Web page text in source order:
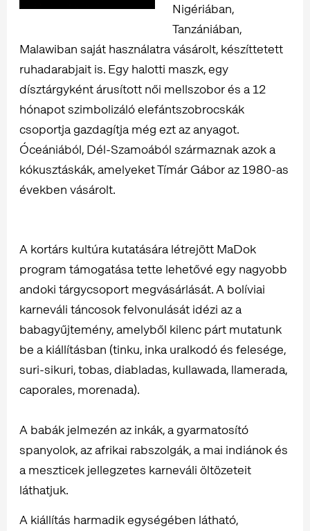
Nigériában,
Tanzániában,
Malawiban saját használatra vásárolt, készíttetett
ruhadarabjait is. Egy halotti maszk, egy
dísztárgyként árusított női mellszobor és a 12
hónapot szimbolizáló elefántszobrocskák
csoportja gazdagítja még ezt az anyagot.
Óceániából, Dél-Szamoából származnak azok a
kókusztáskák, amelyeket Tímár Gábor az 1980-as
években vásárolt.
A kortárs kultúra kutatására létrejött MaDok
program támogatása tette lehetővé egy nagyobb
andoki tárgycsoport megvásárlását. A bolíviai
karneváli táncosok felvonulását idézi az a
babagyűjtemény, amelyből kilenc párt mutatunk
be a kiállításban (tinku, inka uralkodó és felesége,
suri-sikuri, tobas, diabladas, kullawada, llamerada,
caporales, morenada).
A babák jelmezén az inkák, a gyarmatosító
spanyolok, az afrikai rabszolgák, a mai indiánok és
a meszticek jellegzetes karneváli öltözeteit
láthatjuk.
A kiállítás harmadik egységében látható,